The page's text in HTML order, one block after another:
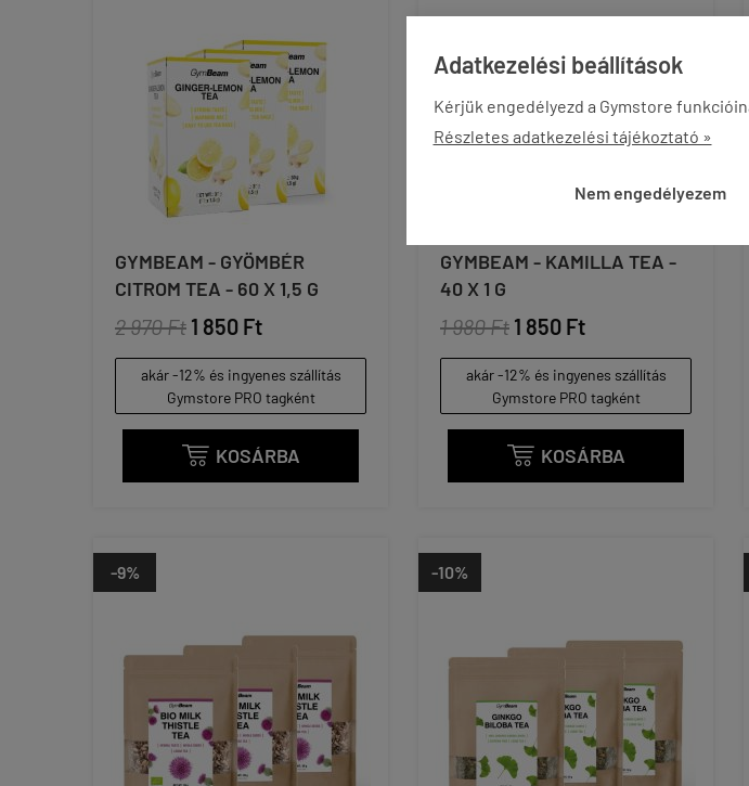
Adatkezelési beállítások
Kérjük engedélyezd a Gymstore
Részletes adatkezelési tájékoztató »
Nem engedélyezem
GYMBEAM - GYÖMBÉR
CITROM TEA - 60 X 1,5 G
2 970 Ft 1 850 Ft
akár -12% és ingyenes szállítás
Gymstore PRO tagként
 KOSÁRBA
GYMBEAM - KAMILLA TEA -
40 X 1 G
1 980 Ft 1 850 Ft
akár -12% és ingyenes szállítás
Gymstore PRO tagként
 KOSÁRBA
-9% -10%